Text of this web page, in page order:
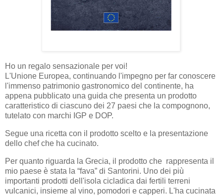
Ho un regalo sensazionale per voi!
L'Unione Europea, continuando l'impegno per far conoscere
l'immenso patrimonio gastronomico del continente, ha
appena pubblicato una guida che presenta un prodotto
caratteristico di ciascuno dei 27 paesi che la compognono,
tutelato con marchi IGP e DOP.
Segue una ricetta con il prodotto scelto e la presentazione
dello chef che ha cucinato.
Per quanto riguarda la Grecia, il prodotto che rappresenta il
mio paese è stata la “fava” di Santorini. Uno dei più
importanti prodotti dell'isola cicladica dai fertili terreni
vulcanici, insieme al vino, pomodori e capperi. L'ha cucinata